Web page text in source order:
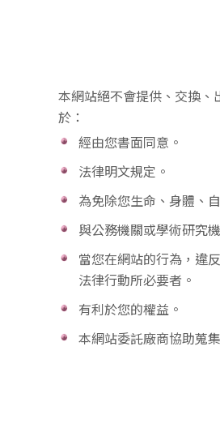
本網站絕不會提供、交換
於：
經由您書面同意。
法律明文規定。
為免除您生命、身體、
與公務機關或學術研究
當您在網站的行為，違
法律行動所必要者。
有利於您的權益。
本網站委託廠商協助蒐